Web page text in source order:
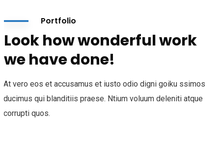
Portfolio
Look how wonderful work
we have done!
At vero eos et accusamus et iusto odio digni goiku ssimos
ducimus qui blanditiis praese. Ntium voluum deleniti atque
corrupti quos.